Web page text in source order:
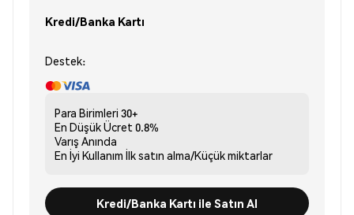
Kredi/Banka Kartı
Destek:
Para Birimleri 30+
En Düşük Ücret 0.8%
Varış Anında
En İyi Kullanım İlk satın alma/Küçük miktarlar
Kredi/Banka Kartı ile Satın Al